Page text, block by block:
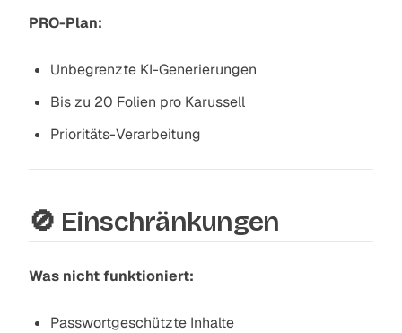
PRO-Plan:
Unbegrenzte KI-Generierungen
Bis zu 20 Folien pro Karussell
Prioritäts-Verarbeitung
🚫 Einschränkungen
Was nicht funktioniert:
Passwortgeschützte Inhalte